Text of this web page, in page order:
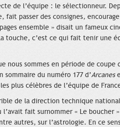
de l’équipe : le sélectionneur.
fait passer des consignes,
ensemble » disait un fameux
touche, c’est ce qui fait tenir une
nous sommes en période de coupe
du numéro 177 d’Arcanes
plus célèbres de l’équipe de
de la direction technique
l’avait fait surnommer « Le boucher
autres, sur l’astrologie. En ce